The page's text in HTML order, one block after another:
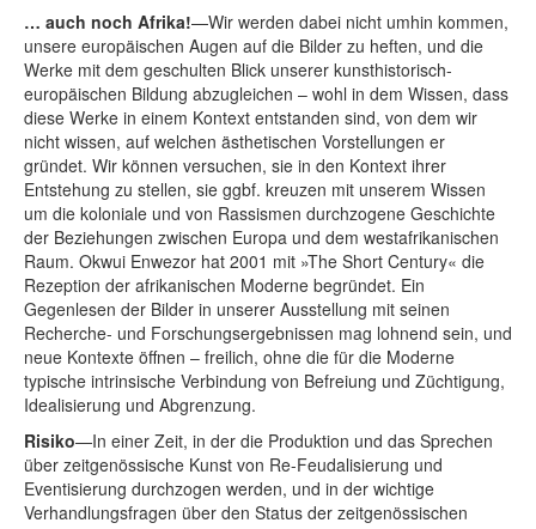
… auch noch Afrika!—Wir werden dabei nicht umhin kommen,
unsere europäischen Augen auf die Bilder zu heften, und die
Werke mit dem geschulten Blick unserer kunsthistorisch-
europäischen Bildung abzugleichen – wohl in dem Wissen, dass
diese Werke in einem Kontext entstanden sind, von dem wir
nicht wissen, auf welchen ästhetischen Vorstellungen er
gründet. Wir können versuchen, sie in den Kontext ihrer
Entstehung zu stellen, sie ggbf. kreuzen mit unserem Wissen
um die koloniale und von Rassismen durchzogene Geschichte
der Beziehungen zwischen Europa und dem westafrikanischen
Raum. Okwui Enwezor hat 2001 mit »The Short Century« die
Rezeption der afrikanischen Moderne begründet. Ein
Gegenlesen der Bilder in unserer Ausstellung mit seinen
Recherche- und Forschungsergebnissen mag lohnend sein, und
neue Kontexte öffnen – freilich, ohne die für die Moderne
typische intrinsische Verbindung von Befreiung und Züchtigung,
Idealisierung und Abgrenzung.
Risiko—In einer Zeit, in der die Produktion und das Sprechen
über zeitgenössische Kunst von Re-Feudalisierung und
Eventisierung durchzogen werden, und in der wichtige
Verhandlungsfragen über den Status der zeitgenössischen